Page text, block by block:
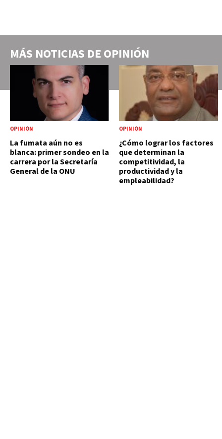
MÁS NOTICIAS DE OPINIÓN
OPINIÓN
La fumata aún no es
blanca: primer sondeo en la
carrera por la Secretaría
General de la ONU
OPINIÓN
¿Cómo lograr los factores
que determinan la
competitividad, la
productividad y la
empleabilidad?